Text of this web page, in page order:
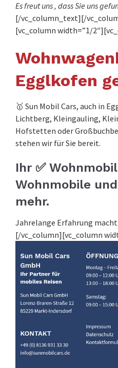
Es freut uns , dass Sie uns
[/vc_column_text][/
[vc_column width=”1/
Egglkofen
🥇 Sun Mobil Cars, auch in
Lichtberg, Kleingauling,
Hofstetten oder
stehen wir für Sie bereit.
Ihr ✅
Wohnmobile
mehr.
Jahrelange Erfahrung
[/vc_column][vc_column